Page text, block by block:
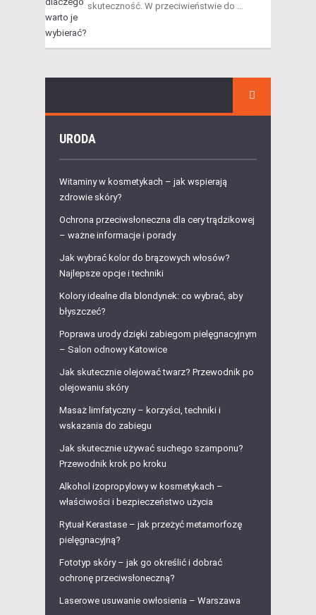
skuteczność. W przeciwieństwie do …
URODA
Witaminy w kosmetykach – jak wspierają
zdrowie skóry?
Ochrona przeciwsłoneczna dla cery trądzikowej
– ważne informacje i porady
Jak wybrać kolor do brązowych włosów?
Najlepsze opcje i techniki
Kolory idealne dla blondynek: co wybrać, aby
błyszczeć?
Poprawa urody dzięki zabiegom pielęgnacyjnym
– Salon odnowy Katowice
Jak skutecznie olejować twarz? Przewodnik po
olejowaniu skóry
Masaż limfatyczny – korzyści, techniki i
wskazania do zabiegu
Jak skutecznie używać suchego szamponu?
Przewodnik krok po kroku
Alkohol izopropylowy w kosmetykach –
właściwości i bezpieczeństwo użycia
Rytuał Kerastase – jak przeżyć metamorfozę
pielęgnacyjną?
Fototyp skóry – jak go określić i dobrać
ochronę przeciwsłoneczną?
Laserowe usuwanie owłosienia – Warszawa